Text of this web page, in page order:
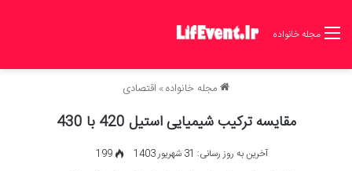
مجله خانواده
مجله خانواده» اقتصادی
مقایسه ترکیب شیمیایی استیل 420 با 430
آخرین به روز رسانی: 31 شهریور 1403
199